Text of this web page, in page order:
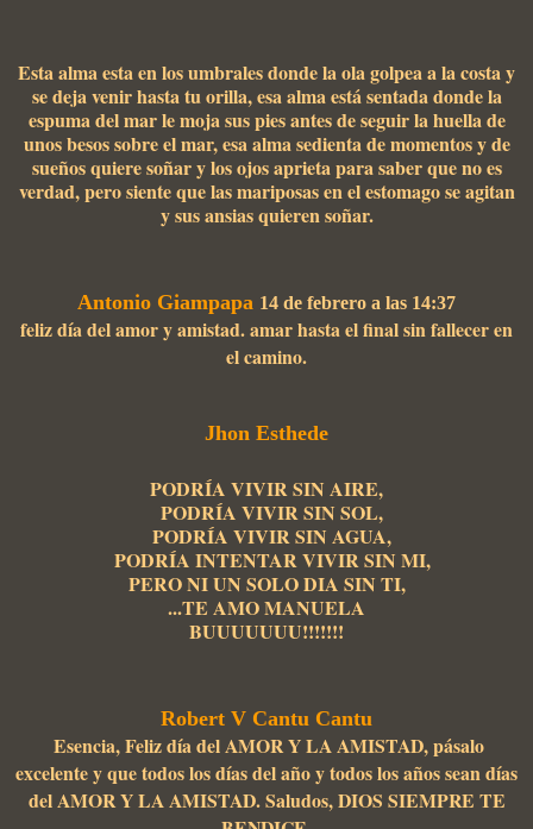
Esta alma esta en los umbrales donde la ola golpea a la costa y
se deja venir hasta tu orilla, esa alma está sentada donde la
espuma del mar le moja sus pies antes de seguir la huella de
unos besos sobre el mar, esa alma sedienta de momentos y de
sueños quiere soñar y los ojos aprieta para saber que no es
verdad, pero siente que las mariposas en el estomago se agitan
y sus ansias quieren soñar.
Antonio Giampapa 14 de febrero a las 14:37
feliz día del amor y amistad. amar hasta el final sin fallecer en
el camino.
Jhon Esthede
PODRÍA VIVIR SIN AIRE,
PODRÍA VIVIR SIN SOL,
PODRÍA VIVIR SIN AGUA,
PODRÍA INTENTAR VIVIR SIN MI,
PERO NI UN SOLO DIA SIN TI,
...TE AMO MANUELA
BUUUUUUU!!!!!!!
Robert V Cantu Cantu
Esencia, Feliz día del AMOR Y LA AMISTAD, pásalo
excelente y que todos los días del año y todos los años sean días
del AMOR Y LA AMISTAD. Saludos, DIOS SIEMPRE TE